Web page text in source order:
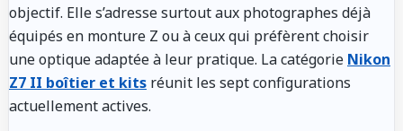
objectif. Elle s’adresse surtout aux photographes déjà
équipés en monture Z ou à ceux qui préfèrent choisir
une optique adaptée à leur pratique. La catégorie Nikon
Z7 II boîtier et kits réunit les sept configurations
actuellement actives.